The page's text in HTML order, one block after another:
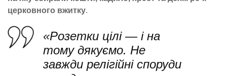
церковного вжитку.
«Розетки цілі — і на
тому дякуємо. Не
завжди релігійні споруди